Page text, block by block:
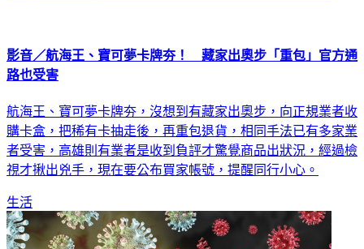
影音／航海王、寶可夢卡牌夯！ 藏家出奧步「重包」官方通
路也受害
航海王、寶可夢卡牌夯，沒想到有藏家出奧步，向正規業者收
購卡盒，把稀有卡抽走後，再重包退貨，相同手法已有多家業
者受害，高雄則有業者是收到負評才驚覺商品出狀況，經過檢
視才揪出兇手，現在要公布買家帳號，提醒同行小心。
生活